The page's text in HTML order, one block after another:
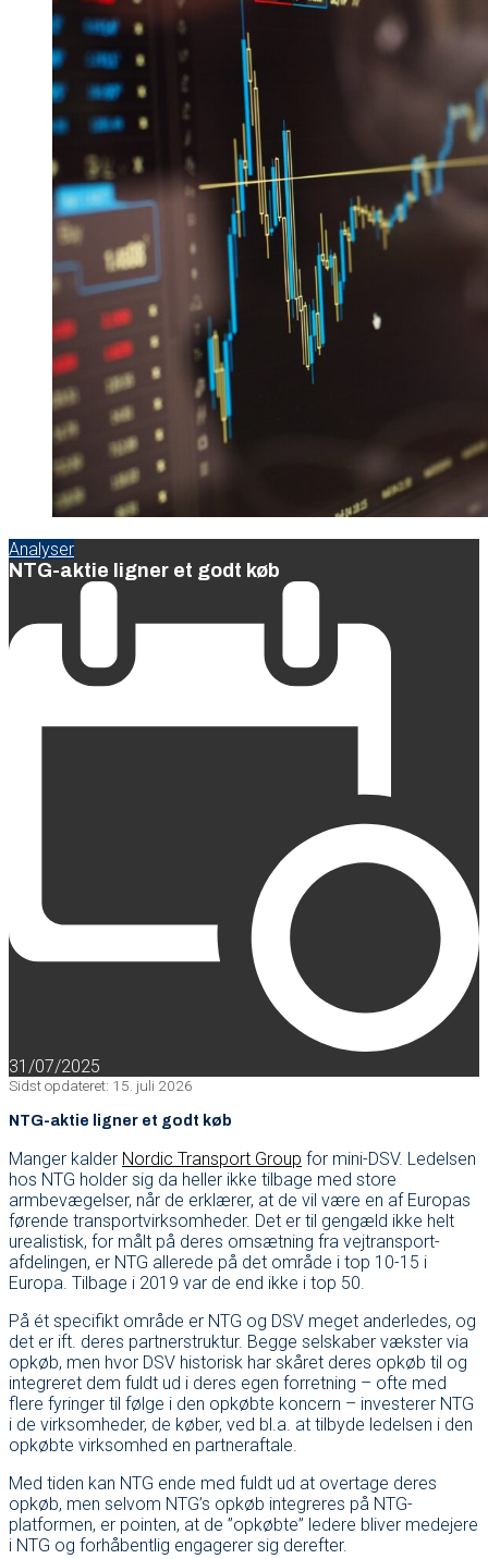
Analyser
NTG-aktie ligner et godt køb
31/07/2025
Sidst opdateret: 15. juli 2026
NTG-aktie ligner et godt køb
Manger kalder Nordic Transport Group for mini-DSV. Ledelsen
hos NTG holder sig da heller ikke tilbage med store
armbevægelser, når de erklærer, at de vil være en af Europas
førende transportvirksomheder. Det er til gengæld ikke helt
urealistisk, for målt på deres omsætning fra vejtransport-
afdelingen, er NTG allerede på det område i top 10-15 i
Europa. Tilbage i 2019 var de end ikke i top 50.
På ét specifikt område er NTG og DSV meget anderledes, og
det er ift. deres partnerstruktur. Begge selskaber vækster via
opkøb, men hvor DSV historisk har skåret deres opkøb til og
integreret dem fuldt ud i deres egen forretning – ofte med
flere fyringer til følge i den opkøbte koncern – investerer NTG
i de virksomheder, de køber, ved bl.a. at tilbyde ledelsen i den
opkøbte virksomhed en partneraftale.
Med tiden kan NTG ende med fuldt ud at overtage deres
opkøb, men selvom NTG’s opkøb integreres på NTG-
platformen, er pointen, at de ”opkøbte” ledere bliver medejere
i NTG og forhåbentlig engagerer sig derefter.